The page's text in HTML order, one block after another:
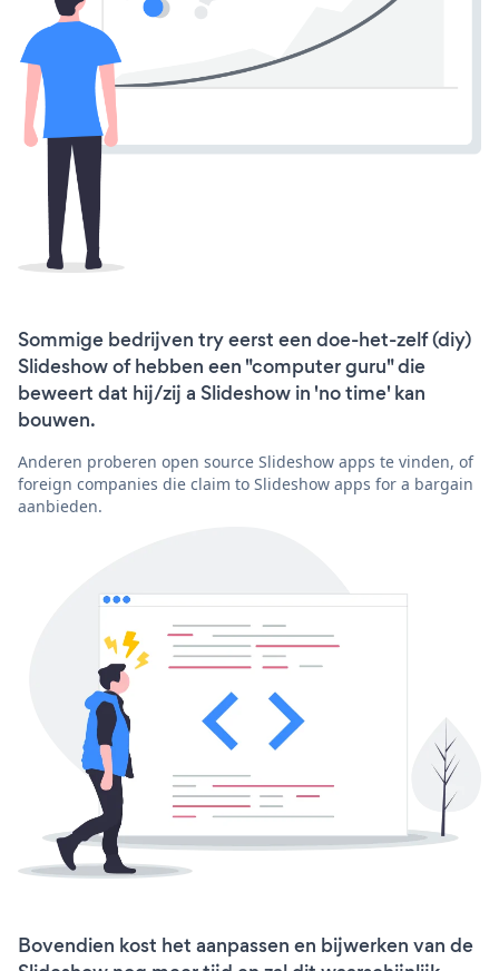
Sommige bedrijven try eerst een doe-het-zelf (diy)
Slideshow of hebben een "computer guru" die
beweert dat hij/zij a Slideshow in 'no time' kan
bouwen.
Anderen proberen open source Slideshow apps te vinden, of
foreign companies die claim to Slideshow apps for a bargain
aanbieden.
Bovendien kost het aanpassen en bijwerken van de